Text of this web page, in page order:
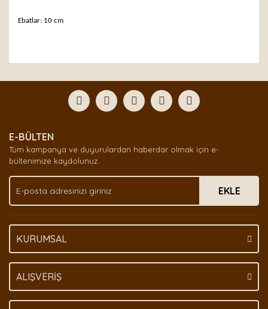
Ebatlar: 10 cm
Yorum Yaz
formunu kullanarak tarafımıza iletebilirsiniz.
Görüş ve önerileriniz için teşekkür ederiz.
Ürün açıklamasında eksik bilgiler bulunuyor.
Ürün bilgilerinde hatalar bulunuyor.
Ürün fiyatı diğer sitelerden daha pahalı.
Bu ürüne benzer farklı alternatifler olmalı.
E-BÜLTEN
Tüm kampanya ve duyurulardan haberdar olmak için e-
bültenimize kaydolunuz.
EKLE
KURUMSAL
ALIŞVERİŞ